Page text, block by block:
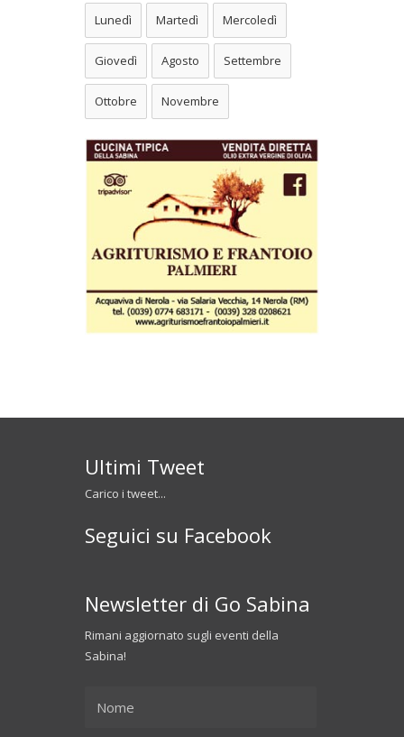
Lunedì Martedì Mercoledì
Giovedì Agosto Settembre
Ottobre Novembre
Ultimi Tweet
Carico i tweet...
Seguici su Facebook
Newsletter di Go Sabina
Rimani aggiornato sugli eventi della
Sabina!